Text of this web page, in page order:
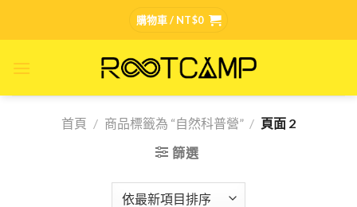
購物車 / NT$0
首頁 / 商品標籤為 “自然科普營” / 頁面 2
篩選